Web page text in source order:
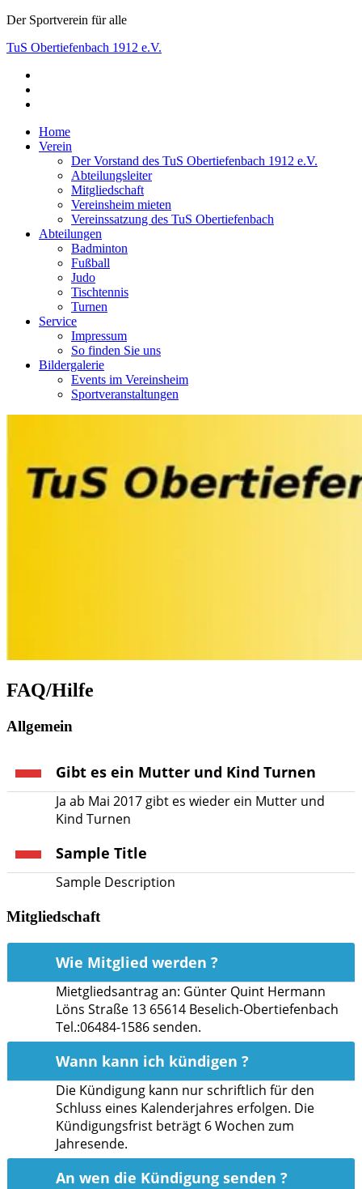
Skip
content
Der Sportverein für alle
TuS Obertiefenbach 1912 e.V.
Der Sportverein für alle
Home
Verein
Der Vorstand des TuS Obertiefenbach 1912 e.V.
Abteilungsleiter
Mitgliedschaft
Vereinsheim mieten
Vereinssatzung des TuS Obertiefenbach
Abteilungen
Badminton
Fußball
Judo
Tischtennis
Turnen
Service
Impressum
So finden Sie uns
Bildergalerie
Events im Vereinsheim
Sportveranstaltungen
FAQ/Hilfe
Allgemein
Gibt es ein Mutter und Kind Turnen
Ja ab Mai 2017 gibt es wieder ein Mutter und
Kind Turnen
Sample Title
Sample Description
Mitgliedschaft
Wie Mitglied werden ?
Mietgliedsantrag an: Günter Quint Hermann
Löns Straße 13 65614 Beselich-Obertiefenbach
Tel.:06484-1586 senden.
Wann kann ich kündigen ?
Die Kündigung kann nur schriftlich für den
Schluss eines Kalenderjahres erfolgen. Die
Kündigungsfrist beträgt 6 Wochen zum
Jahresende.
An wen die Kündigung senden ?